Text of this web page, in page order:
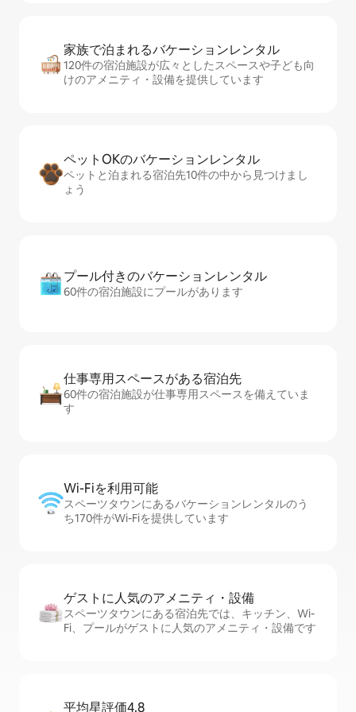
家族で泊まれるバ⁠ケ⁠ー⁠シ⁠ョ⁠ンレ⁠ン⁠タ⁠ル
120件の宿泊施設が広々としたスペースや子ども向
けのアメニティ・設備を提供しています
ペットOKのバ⁠ケ⁠ー⁠シ⁠ョ⁠ンレ⁠ン⁠タ⁠ル
ペットと泊まれる宿泊先10件の中から見つけまし
ょう
プール付きのバ⁠ケ⁠ー⁠シ⁠ョ⁠ンレ⁠ン⁠タ⁠ル
60件の宿泊施設にプールがあります
仕事専用ス⁠ペ⁠ー⁠スがあ⁠る宿⁠泊⁠先
60件の宿泊施設が仕事専用スペースを備えていま
す
Wi-Fiを利⁠用⁠可⁠能
スペーツタウンにあるバケーションレンタルのう
ち170件がWi-Fiを提供しています
ゲストに人⁠気⁠のア⁠メ⁠ニ⁠テ⁠ィ・設⁠備
スペーツタウンにある宿泊先では、キッチン、Wi-
Fi、プールがゲストに人気のアメニティ・設備です
平均星評価4.8